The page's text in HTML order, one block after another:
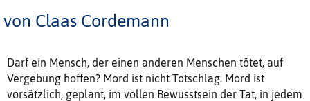
von Claas Cordemann
Darf ein Mensch, der einen anderen Menschen tötet, auf
Vergebung hoffen? Mord ist nicht Totschlag. Mord ist
vorsätzlich, geplant, im vollen Bewusstsein der Tat, in jedem